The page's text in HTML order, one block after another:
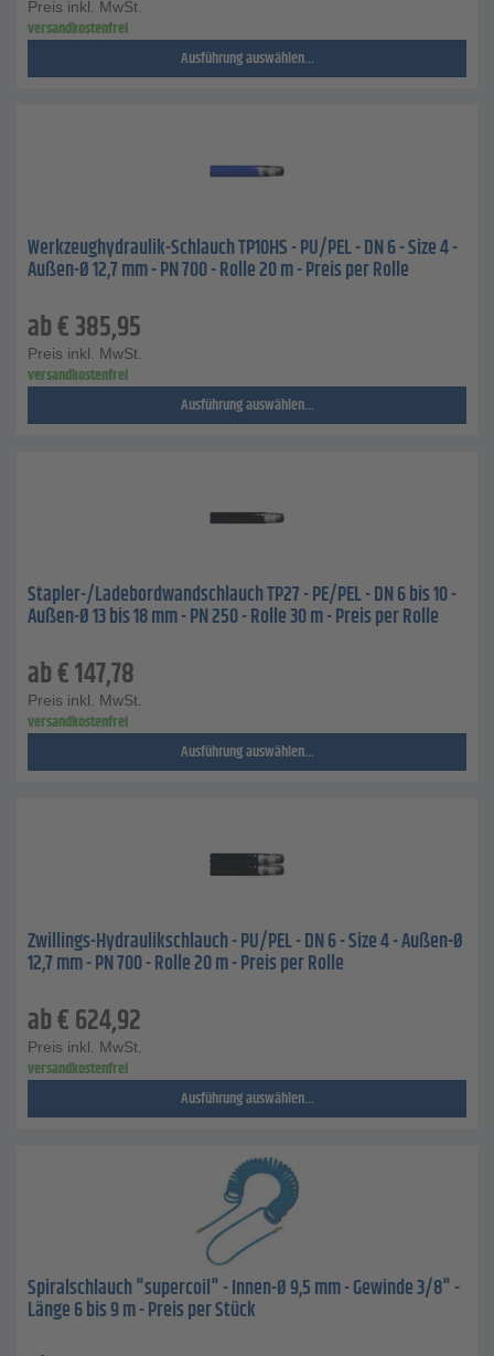
Preis inkl. MwSt.
versandkostenfrei
Ausführung auswählen...
Werkzeughydraulik-Schlauch TP10HS - PU/PEL - DN 6 - Size 4 -
Außen-Ø 12,7 mm - PN 700 - Rolle 20 m - Preis per Rolle
ab€385,95
Preis inkl. MwSt.
versandkostenfrei
Ausführung auswählen...
Stapler-/Ladebordwandschlauch TP27 - PE/PEL - DN 6 bis 10 -
Außen-Ø 13 bis 18 mm - PN 250 - Rolle 30 m - Preis per Rolle
ab€147,78
Preis inkl. MwSt.
versandkostenfrei
Ausführung auswählen...
Zwillings-Hydraulikschlauch - PU/PEL - DN 6 - Size 4 - Außen-Ø
12,7 mm - PN 700 - Rolle 20 m - Preis per Rolle
ab€624,92
Preis inkl. MwSt.
versandkostenfrei
Ausführung auswählen...
Spiralschlauch "supercoil" - Innen-Ø 9,5 mm - Gewinde 3/8" -
Länge 6 bis 9 m - Preis per Stück